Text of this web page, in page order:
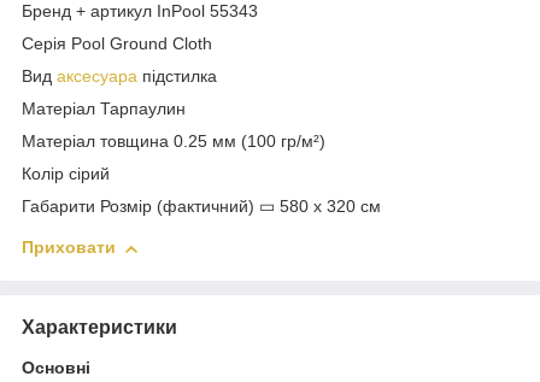
Бренд + артикул InPool 55343
Серія Pool Ground Cloth
Вид аксесуара підстилка
Матеріал Тарпаулин
Матеріал товщина 0.25 мм (100 гр/м²)
Колір сірий
Габарити Розмір (фактичний) ▭ 580 х 320 см
Приховати
Характеристики
Основні